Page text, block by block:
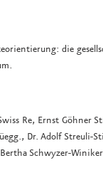
die
Re, Ernst
Dr. Adolf Streuli-
Schwyzer-